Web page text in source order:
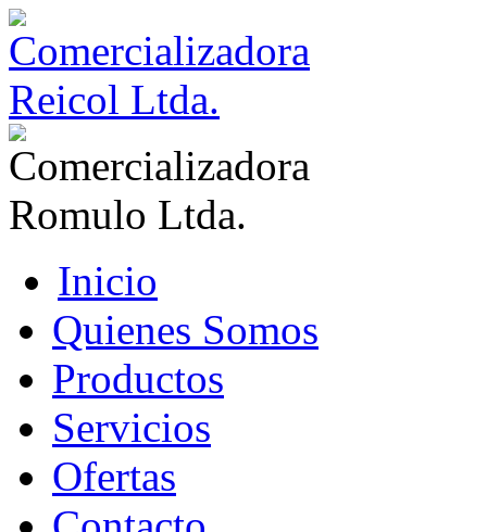
Inicio
Quienes Somos
Productos
Servicios
Ofertas